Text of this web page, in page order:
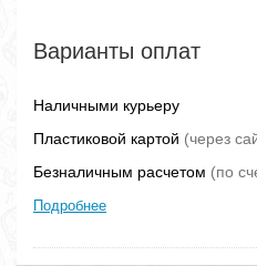
Варианты оплат
Наличными курьеру
Пластиковой картой (через
Безналичным расчетом (по
Подробнее